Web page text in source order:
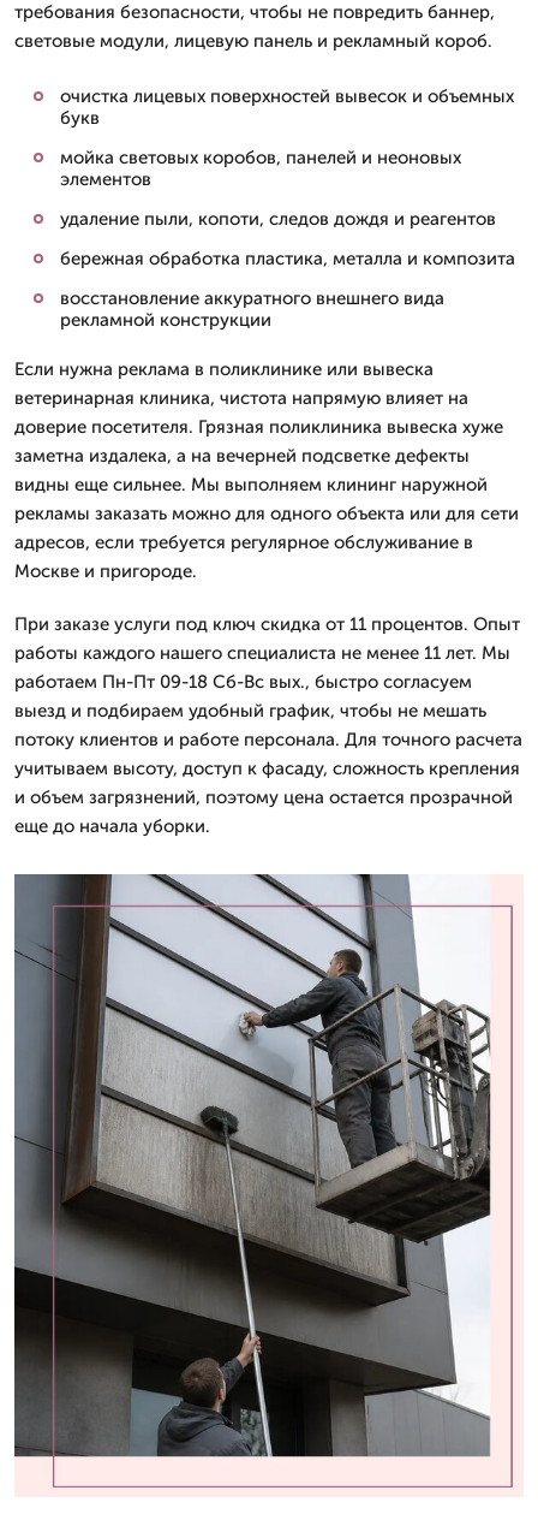
требования безопасности, чтобы не повредить баннер,
световые модули, лицевую панель и рекламный короб.
очистка лицевых поверхностей вывесок и объемных
букв
мойка световых коробов, панелей и неоновых
элементов
удаление пыли, копоти, следов дождя и реагентов
бережная обработка пластика, металла и композита
восстановление аккуратного внешнего вида
рекламной конструкции
Если нужна реклама в поликлинике или вывеска
ветеринарная клиника, чистота напрямую влияет на
доверие посетителя. Грязная поликлиника вывеска хуже
заметна издалека, а на вечерней подсветке дефекты
видны еще сильнее. Мы выполняем клининг наружной
рекламы заказать можно для одного объекта или для сети
адресов, если требуется регулярное обслуживание в
Москве и пригороде.
При заказе услуги под ключ скидка от 11 процентов. Опыт
работы каждого нашего специалиста не менее 11 лет. Мы
работаем Пн-Пт 09-18 Сб-Вс вых., быстро согласуем
выезд и подбираем удобный график, чтобы не мешать
потоку клиентов и работе персонала. Для точного расчета
учитываем высоту, доступ к фасаду, сложность крепления
и объем загрязнений, поэтому цена остается прозрачной
еще до начала уборки.